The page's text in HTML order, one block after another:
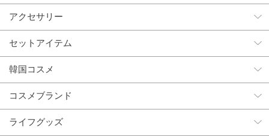
アクセサリー
セットアイテム
韓国コスメ
コスメブランド
ライフグッズ